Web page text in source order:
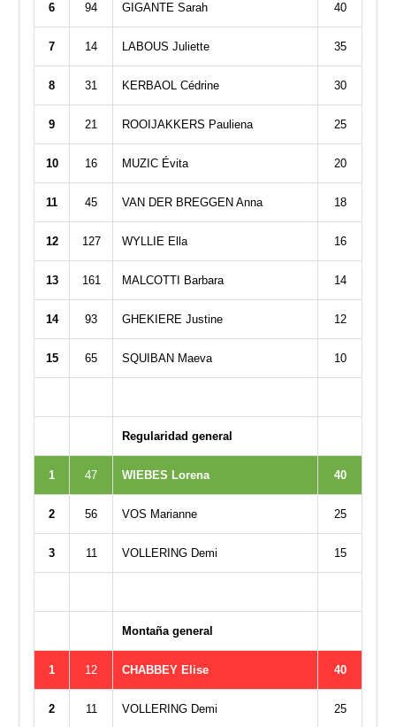
6 94 GIGANTE Sarah 40
7 14 LABOUS Juliette 35
8 31 KERBAOL Cédrine 30
9 21 ROOIJAKKERS Pauliena 25
10 16 MUZIC Évita 20
11 45 VAN DER BREGGEN Anna 18
12 127 WYLLIE Ella 16
13 161 MALCOTTI Barbara 14
14 93 GHEKIERE Justine 12
15 65 SQUIBAN Maeva 10
Regularidad general
1 47 WIEBES Lorena 40
2 56 VOS Marianne 25
3 11 VOLLERING Demi 15
Montaña general
1 12 CHABBEY Elise 40
2 11 VOLLERING Demi 25